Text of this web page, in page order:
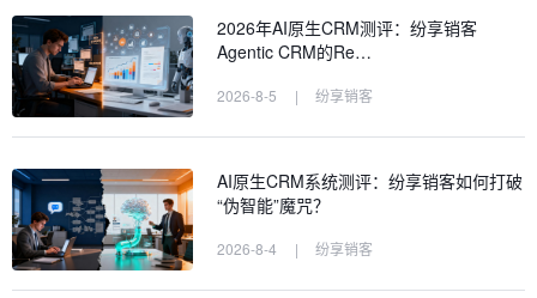
2026年AI原生CRM测评：纷享销客
Agentic CRM的Re…
2026-8-5 | 纷享销客
AI原生CRM系统测评：纷享销客如何打破
“伪智能”魔咒？
2026-8-4 | 纷享销客